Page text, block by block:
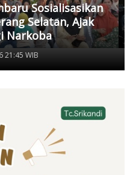
Sosialisasikan
Selatan, Ajak
Narkoba
21:45 WIB